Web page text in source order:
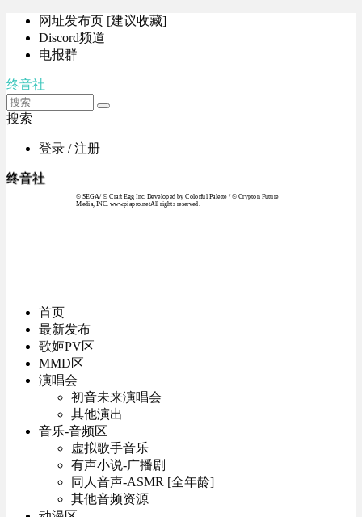
网址发布页 [建议收藏]
Discord频道
电报群
终音社
搜索
登录 / 注册
终音社
© SEGA / © Craft Egg Inc. Developed by Colorful Palette / © Crypton Future
Media, INC. www.piapro.netAll rights reserved.
首页
最新发布
歌姬PV区
MMD区
演唱会
初音未来演唱会
其他演出
音乐-音频区
虚拟歌手音乐
有声小说-广播剧
同人音声-ASMR [全年龄]
其他音频资源